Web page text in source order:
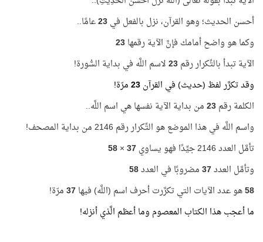
أحسن الحديث؛ وهو القرآن، نزل بالفعل في23عامًا..
وكما هو واضح أمامك فإنَّ الآية رقمها23
الآية تبدأ بالتِّكرار رقم23لاسم اللَّه في بداية السُّورة!
وقد تكرَّر لفظ (حديث) في القرآن23مرّة!
الكلمة رقم23من بداية الآية نفسها هي اسم اللَّه..
واسم اللَّه في هذا الموضع هو التِّكرار رقم 2146 من بداية المصحف!
تأمَّل العدد 2146 جيِّدًا فهو يساوي
37
×
58
وتأمَّل العدد37مضروبًا في العدد58
58هو عدد الآيات التي تكرَّرت أحرف اسم (اللَّه) فيها37مرّة!
ما أعجب هذا الكتاب المعصوم وما أعظم الَّذي أنزله!